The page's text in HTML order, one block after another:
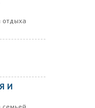
отдыха
И